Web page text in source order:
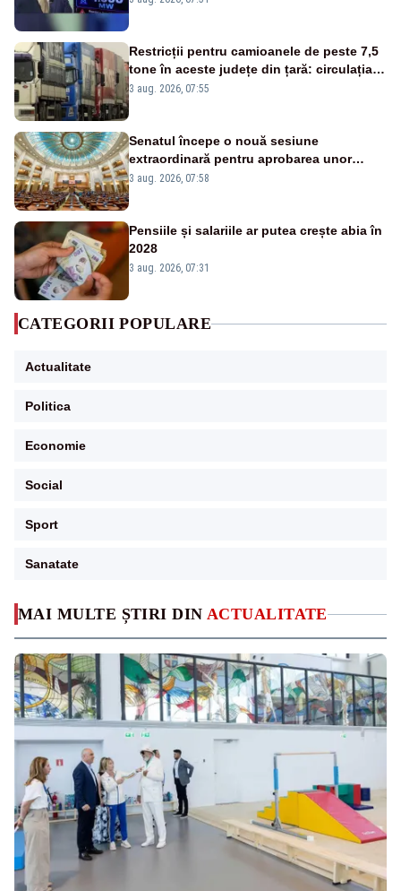
MAI MULTE ȘTIRI DIN ACTUALITATE
Restricții pentru camioanele de peste 7,5
tone în aceste județe din țară: circulația
este interzisă luni, între orele 12:00 și
3 aug. 2026, 07:55
Senatul începe o nouă sesiune
extraordinară pentru aprobarea unor
jaloane din PNRR
3 aug. 2026, 07:58
Pensiile și salariile ar putea crește abia în
2028
3 aug. 2026, 07:31
CATEGORII POPULARE
Actualitate
Politica
Economie
Social
Sport
Sanatate